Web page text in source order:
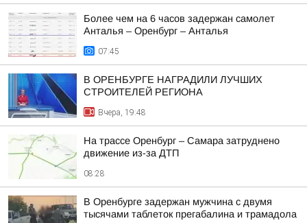
Более чем на 6 часов задержан самолет
Анталья – Оренбург – Анталья
07:45
В ОРЕНБУРГЕ НАГРАДИЛИ ЛУЧШИХ
СТРОИТЕЛЕЙ РЕГИОНА
Вчера, 19:48
На трассе Оренбург – Самара затруднено
движение из-за ДТП
08:28
В Оренбурге задержан мужчина с двумя
тысячами таблеток прегабалина и трамадола